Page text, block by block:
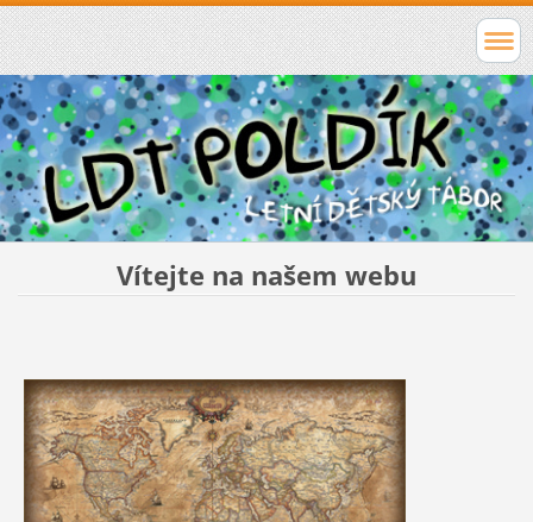
Vítejte na našem webu